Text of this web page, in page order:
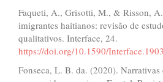
Faqueti, A., Grisotti, M., & Risson,
imigrantes haitianos: revisão de
qualitativos. Interface, 24.
https://doi.org/10.1590/
Fonseca, L. B. da. (2020).